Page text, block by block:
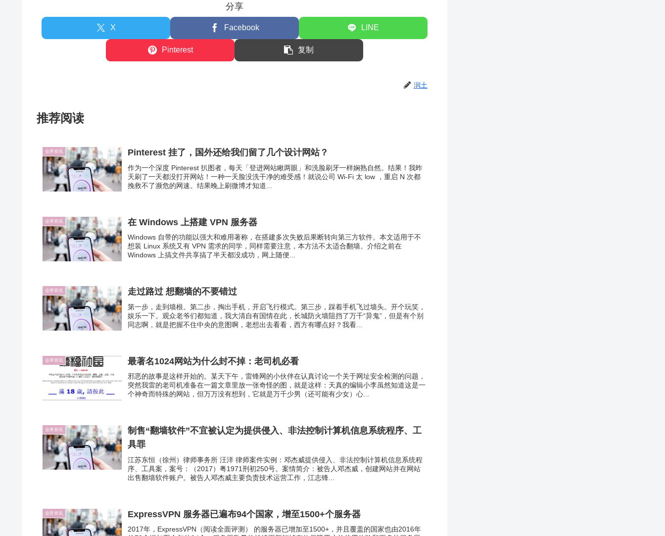
分享
X Facebook LINE
Pinterest 复制
润土
推荐阅读
业界资讯 Pinterest 挂了，国外还给我们留了几个设计网站？
作为一个深度 Pinterest 扒图者，每天「登进网站瞅两眼」和洗脸刷牙一样娴熟自然。结果！我昨
天刷了一天都没打开网站！一种一天脸没洗干净的难受感！就说公司 Wi-Fi 太 low ，重启 N 次都
挽救不了濒危的网速。结果晚上刷微博才知道...
业界资讯 在 Windows 上搭建 VPN 服务器
Windows 自带的功能以强大和难用著称，在搭建多次失败后果断转向第三方软件。本文适用于不
想装 Linux 系统又有 VPN 需求的同学，同样需要注意，本方法不太适合翻墙。介绍之前在
Windows 上搞文件共享搞了半天都没成功，网上随便...
业界资讯 走过路过 想翻墙的不要错过
第一步，走到墙根。第二步，掏出手机，开启飞行模式。第三步，踩着手机飞过墙头。开个玩笑，
娱乐一下。观众老爷们都知道，我大清自有国情在此，长城防火墙阻挡了万千“异鬼”，但是有个别
同志啊，就是把握不住中央的意图啊，老想出去看看，西方有哪点好？我看...
业界资讯 最著名1024网站为什么封不掉：老司机必看
邪恶的故事是这样开始的。某天下午，雷锋网的小伙伴在认真讨论一个关于网址安全检测的问题，
突然我雷的老司机准备在一篇文章里放一张奇怪的图，就是这样：天真的编辑小李虽然知道这是一
个神奇而特殊的网站，但万万没有想到，它就是万千少男（还可能有少女）心...
业界资讯
制售“翻墙软件”不宜被认定为提供侵入、非法控制计算机信息系统程序、工
具罪
江苏东恒（徐州）律师事务所 汪洋 律师案件实例：邓杰威提供侵入、非法控制计算机信息系统程
序、工具案，案号：（2017）粤1971刑初250号。案情简介：被告人邓杰威，创建网站并在网站
出售翻墙软件账户。被告人邓杰威主要负责技术运营工作，江志锋...
业界资讯 ExpressVPN 服务器已遍布94个国家，增至1500+个服务器
2017年，ExpressVPN（阅读全面评测） 的服务器已增加至1500+，并且覆盖的国家也由2016年